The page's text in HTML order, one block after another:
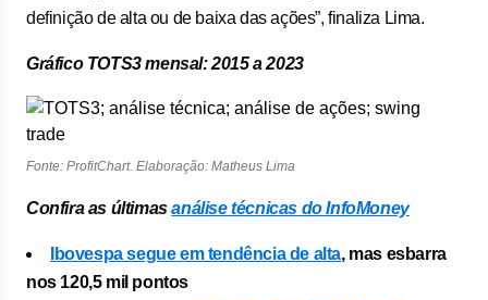
definição de alta ou de baixa das ações”, finaliza Lima.
Gráfico TOTS3 mensal: 2015 a 2023
Fonte: ProfitChart. Elaboração: Matheus Lima
Confira as últimasanálise técnicas do InfoMoney
Ibovespa segue em tendência de alta, mas esbarra
nos 120,5 mil pontos